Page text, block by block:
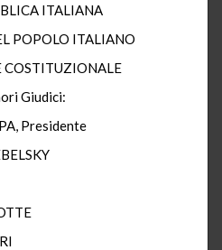
ITALIANA
POPOLO ITALIANO
COSTITUZIONALE
Giudici:
Presidente